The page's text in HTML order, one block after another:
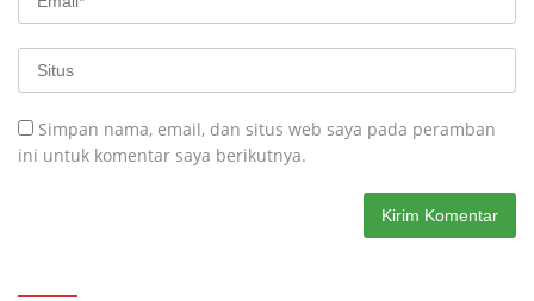
Simpan nama, email, dan situs web saya pada peramban
ini untuk komentar saya berikutnya.